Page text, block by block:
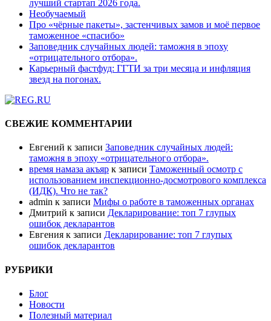
лучший стартап 2026 года.
Необучаемый
Про «чёрные пакеты», застенчивых замов и моё первое
таможенное «спасибо»
Заповедник случайных людей: таможня в эпоху
«отрицательного отбора».
Карьерный фастфуд: ГГТИ за три месяца и инфляция
звезд на погонах.
СВЕЖИЕ КОММЕНТАРИИ
Евгений к записи Заповедник случайных людей:
таможня в эпоху «отрицательного отбора».
время намаза акъяр к записи Таможенный осмотр с
использованием инспекционно-досмотрового комплекса
(ИДК). Что не так?
admin к записи Мифы о работе в таможенных органах
Дмитрий к записи Декларирование: топ 7 глупых
ошибок декларантов
Евгения к записи Декларирование: топ 7 глупых
ошибок декларантов
РУБРИКИ
Блог
Новости
Полезный материал